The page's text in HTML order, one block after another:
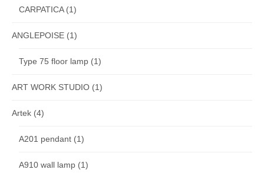
CARPATICA(1)
ANGLEPOISE (1)
Type 75 floor lamp (1)
ART WORK STUDIO (1)
Artek (4)
A201 pendant (1)
A910 wall lamp (1)